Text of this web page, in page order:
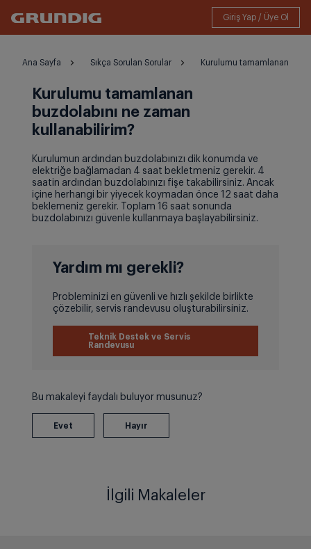
Ana Sayfa Sıkça Sorulan Sorular Kurulumu tamamlanan
Kurulumu tamamlanan
buzdolabını ne zaman
kullanabilirim?
Kurulumun ardından buzdolabınızı dik konumda ve
elektriğe bağlamadan 4 saat bekletmeniz gerekir. 4
saatin ardından buzdolabınızı fişe takabilirsiniz. Ancak
içine herhangi bir yiyecek koymadan önce 12 saat daha
beklemeniz gerekir. Toplam 16 saat sonunda
buzdolabınızı güvenle kullanmaya başlayabilirsiniz.
Yardım mı gerekli?
Probleminizi en güvenli ve hızlı şekilde birlikte
çözebilir, servis randevusu oluşturabilirsiniz.
Teknik Destek ve Servis
Randevusu
Bu makaleyi faydalı buluyor musunuz?
İlgili Makaleler